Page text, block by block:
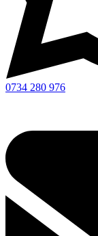
0734 280 976